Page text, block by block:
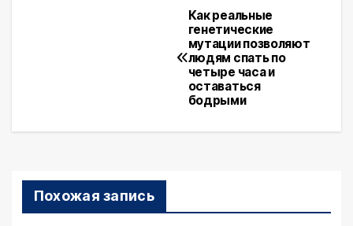
Как реальные
генетические
мутации позволяют
людям спать по
четыре часа и
оставаться
бодрыми
Похожая запись